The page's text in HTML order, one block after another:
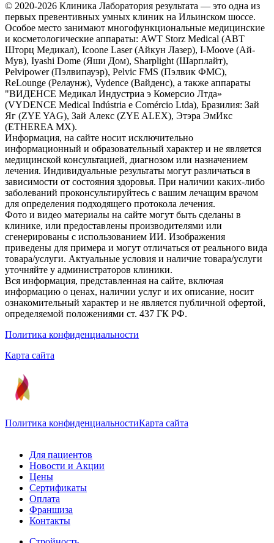
© 2020-2026 Клиника Лаборатория результата — это одна из
первых превентивных умных клиник на Ильинском шоссе.
Особое место занимают многофункциональные медицинские
и косметологические аппараты: AWT Storz Medical (АВТ
Шторц Медикал), Icoone Laser (Айкун Лазер), I-Moove (Ай-
Мув), Iyashi Dome (Яши Дом), Sharplight (Шарплайт),
Pelvipower (Пэлвипауэр), Pelvic FMS (Пэлвик ФМС),
ReLounge (Релаунж), Vydence (Вайденс), а также аппараты
"ВИДЕНСЕ Медикал Индустриа э Комерсио Лтда»
(VYDENCE Medical Indústria e Comércio Ltda), Бразилия: Зай
Яг (ZYE YAG), Зай Алекс (ZYE ALEX), Этэра ЭмИкс
(ETHEREA MX).
Информация, на сайте носит исключительно
информационный и образовательный характер и не является
медицинской консультацией, диагнозом или назначением
лечения. Индивидуальные результаты могут различаться в
зависимости от состояния здоровья. При наличии каких-либо
заболеваний проконсультируйтесь с вашим лечащим врачом
для определения подходящего протокола лечения.
Фото и видео материалы на сайте могут быть сделаны в
клинике, или предоставлены производителями или
сгенерированы с использованием ИИ. Изображения
приведены для примера и могут отличаться от реального вида
товара/услуги. Актуальные условия и наличие товара/услуги
уточняйте у администраторов клиники.
Вся информация, представленная на сайте, включая
информацию о ценах, наличии услуг и их описание, носит
ознакомительный характер и не является публичной офертой,
определяемой положениями ст. 437 ГК РФ.
Политика конфиденциальности
Карта сайта
Политика конфиденциальностиКарта сайта
Для пациентов
Новости и Акции
Цены
Сертификаты
Оплата
Франшиза
Контакты